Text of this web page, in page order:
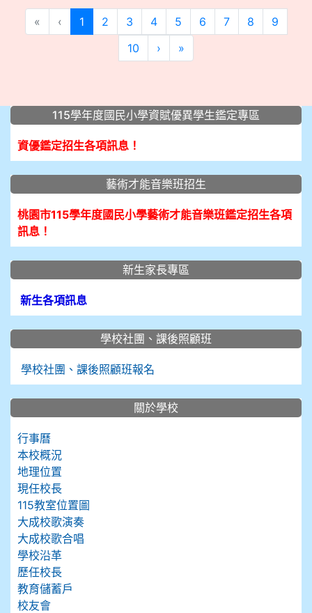
« ‹ 1(current)
2 3 4 5 6 7 8
9
10
› »
::: 115學年度國民小學資賦優異學生鑑定專區
資優鑑定招生各項訊息！
藝術才能音樂班招生
桃園市115學年度國民小學藝術才能音樂班鑑定招生各項
訊息！
新生家長專區
新生各項訊息
學校社團、課後照顧班
學校社團、課後照顧班報名
關於學校
行事曆
本校概況
地理位置
現任校長
115教室位置圖
大成校歌演奏
大成校歌合唱
學校沿革
歷任校長
教育儲蓄戶
校友會